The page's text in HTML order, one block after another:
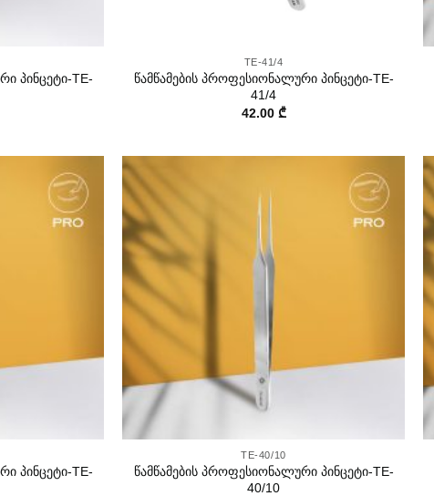
პინცეტი-TE-
TE-41/4
წამწამების პროფესიონალური პინცეტი-TE-
41/4
42.00 ₾
პინცეტი-TE-
TE-40/10
წამწამების პროფესიონალური პინცეტი-TE-
40/10